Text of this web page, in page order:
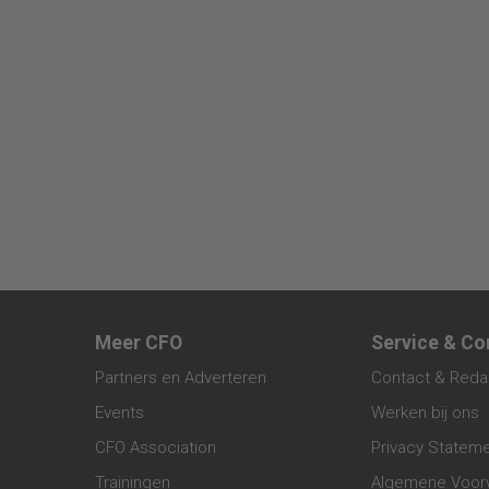
Meer CFO
Partners en Adverteren
Events
CFO Association
Trainingen
Service &
Contact &
Werken bij ons
Privacy
Algemene